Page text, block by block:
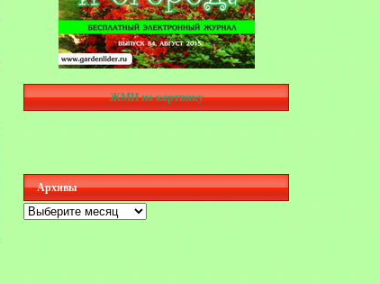
ЖМИ на картинку
Архивы
Архивы